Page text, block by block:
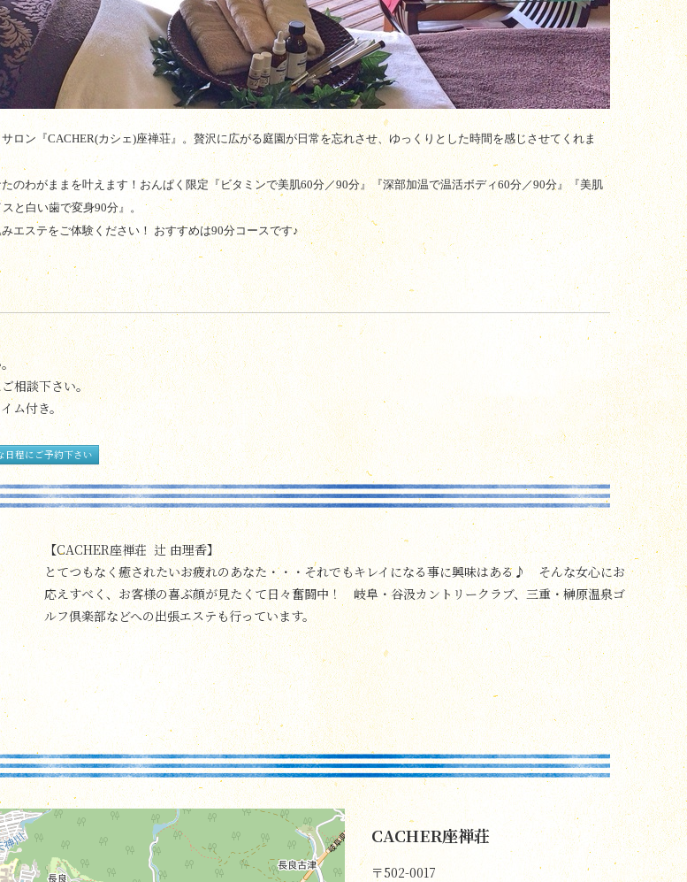
ロン『CACHER(カシェ)座禅荘』。贅沢に広がる庭園が日常を忘れさせ、ゆっくりとした時間を感じさせてくれま
のわがままを叶えます！おんぱく限定『ビタミンで美肌60分／90分』『深部加温で温活ボディ60分／90分』『美肌
と白い歯で変身90分』。
エステをご体験ください！ おすすめは90分コースです♪
相談下さい。
ム付き。
日程にご予約下さい
【CACHER座禅荘 辻 由理香】
とてつもなく癒されたいお疲れのあなた・・・それでもキレイになる事に興味はある♪ そんな女心にお
応えすべく、お客様の喜ぶ顔が見たくて日々奮闘中！ 岐阜・谷汲カントリークラブ、三重・榊原温泉ゴ
ルフ倶楽部などへの出張エステも行っています。
CACHER座禅荘
〒502-0017